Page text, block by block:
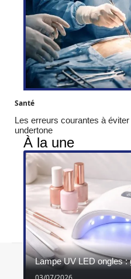
Santé
Les erreurs courantes à éviter
undertone
À la une
Lampe UV LED ongles :
Contact